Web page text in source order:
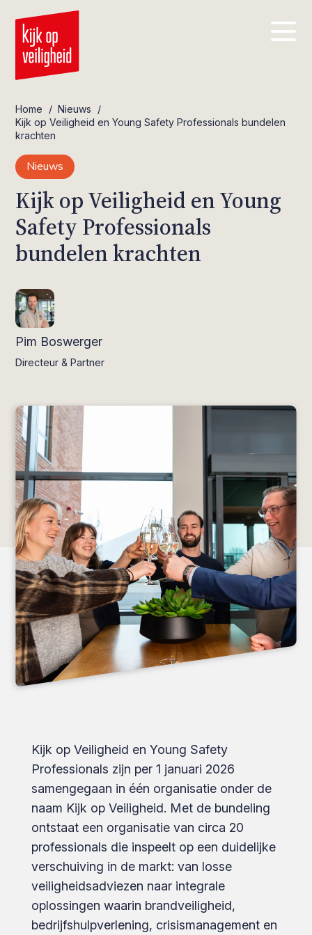
Home / Nieuws
/
Kijk op Veiligheid en Young Safety Professionals bundelen
krachten
Nieuws
Kijk op Veiligheid en Young
Safety Professionals
bundelen krachten
Pim Boswerger
Directeur & Partner
Kijk op Veiligheid en Young Safety
Professionals zijn per 1 januari 2026
samengegaan in één organisatie onder de
naam Kijk op Veiligheid. Met de bundeling
ontstaat een organisatie van circa 20
professionals die inspeelt op een duidelijke
verschuiving in de markt: van losse
veiligheidsadviezen naar integrale
oplossingen waarin brandveiligheid,
bedrijfshulp­verlening, crisismanagement en